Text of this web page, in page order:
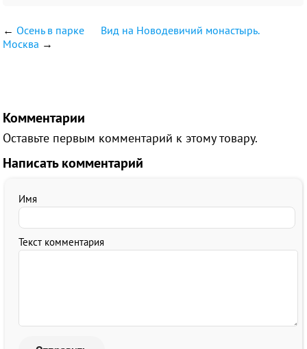
←Осень в парке
Вид на Новодевичий монастырь.
Москва →
Комментарии
Оставьте первым комментарий к этому товару.
Написать комментарий
Имя
Текст комментария